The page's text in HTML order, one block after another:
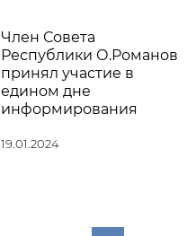
Член Совета
Республики О.Романов
принял участие в
едином дне
информирования
19.01.2024